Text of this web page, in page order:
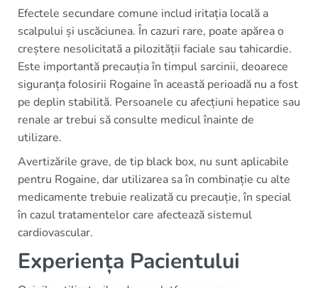
Efectele secundare comune includ iritația locală a
scalpului și uscăciunea. În cazuri rare, poate apărea o
creștere nesolicitată a pilozității faciale sau tahicardie.
Este importantă precauția în timpul sarcinii, deoarece
siguranța folosirii Rogaine în această perioadă nu a fost
pe deplin stabilită. Persoanele cu afecțiuni hepatice sau
renale ar trebui să consulte medicul înainte de
utilizare.
Avertizările grave, de tip black box, nu sunt aplicabile
pentru Rogaine, dar utilizarea sa în combinație cu alte
medicamente trebuie realizată cu precauție, în special
în cazul tratamentelor care afectează sistemul
cardiovascular.
Experiența Pacientului